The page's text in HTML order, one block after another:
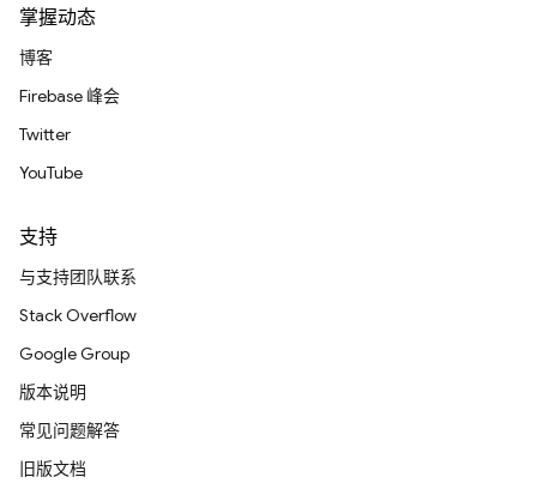
掌握动态
博客
Firebase 峰会
Twitter
YouTube
支持
与支持团队联系
Stack Overflow
Google Group
版本说明
常见问题解答
旧版文档